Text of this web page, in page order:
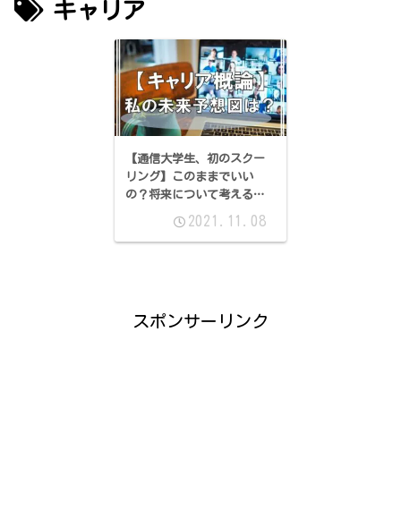
キャリア
【通信大学生、初のスクー
リング】このままでいい
の？将来について考える：
キャリア概論
2021.11.08
スポンサーリンク